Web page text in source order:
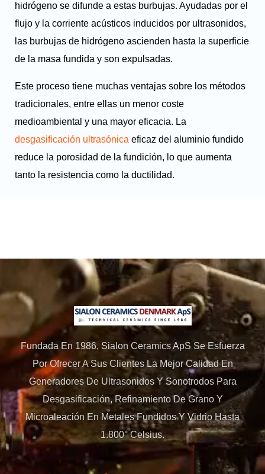
hidrógeno se difunde a estas burbujas. Ayudadas por el
flujo y la corriente acústicos inducidos por ultrasonidos,
las burbujas de hidrógeno ascienden hasta la superficie
de la masa fundida y son expulsadas.
Este proceso tiene muchas ventajas sobre los métodos
tradicionales, entre ellas un menor coste
medioambiental y una mayor eficacia. La
desgasificación ultrasónica eficaz del aluminio fundido
reduce la porosidad de la fundición, lo que aumenta
tanto la resistencia como la ductilidad.
Fundada En 1986, Sialon Ceramics ApS Se Esfuerza
Por Ofrecer A Sus Clientes La Mejor Calidad En
Generadores De Ultrasonidos Y Sonotrodos Para
Desgasificación, Refinamiento De Grano Y
Microaleación En Metales Fundidos Y Vidrio Hasta
1.800° Celsius.